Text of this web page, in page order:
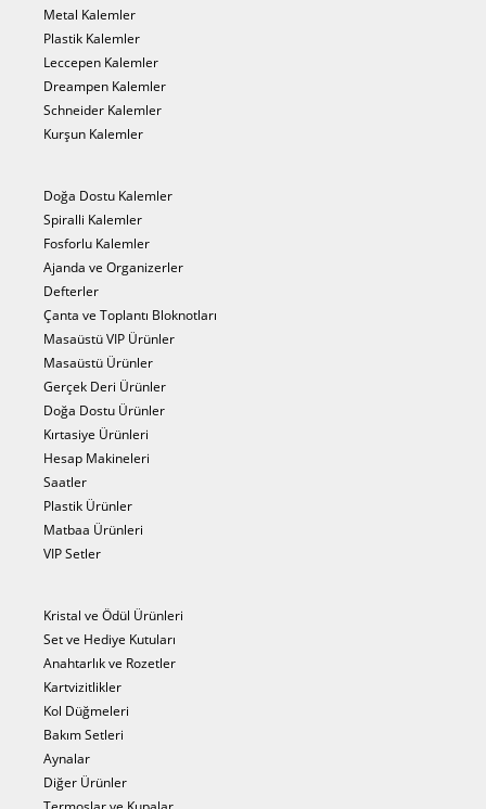
Metal Kalemler
Plastik Kalemler
Leccepen Kalemler
Dreampen Kalemler
Schneider Kalemler
Kurşun Kalemler
Doğa Dostu Kalemler
Spiralli Kalemler
Fosforlu Kalemler
Ajanda ve Organizerler
Defterler
Çanta ve Toplantı Bloknotları
Masaüstü VIP Ürünler
Masaüstü Ürünler
Gerçek Deri Ürünler
Doğa Dostu Ürünler
Kırtasiye Ürünleri
Hesap Makineleri
Saatler
Plastik Ürünler
Matbaa Ürünleri
VIP Setler
Kristal ve Ödül Ürünleri
Set ve Hediye Kutuları
Anahtarlık ve Rozetler
Kartvizitlikler
Kol Düğmeleri
Bakım Setleri
Aynalar
Diğer Ürünler
Termoslar ve Kupalar